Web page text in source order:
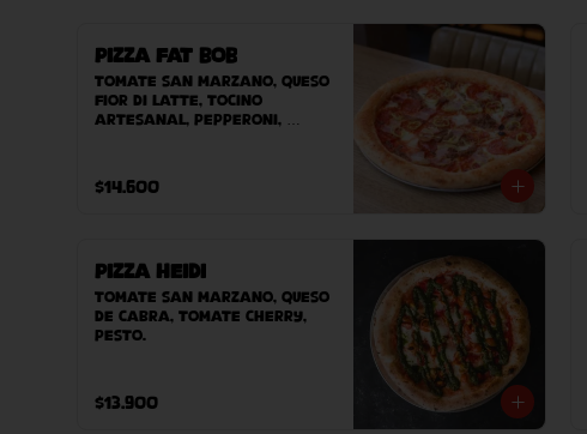
Pizza Fat Bob
Tomate San Marzano, queso
Fior Di Latte, tocino
artesanal, pepperoni,
$14.600
Pizza Heidi
Tomate San Marzano, queso
de cabra, tomate cherry,
pesto.
$13.900